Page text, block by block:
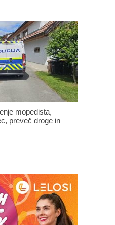
mopedista,
preveč droge in